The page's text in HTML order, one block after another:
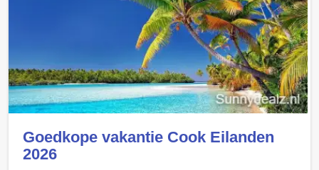
Goedkope vakantie Cook Eilanden
2026